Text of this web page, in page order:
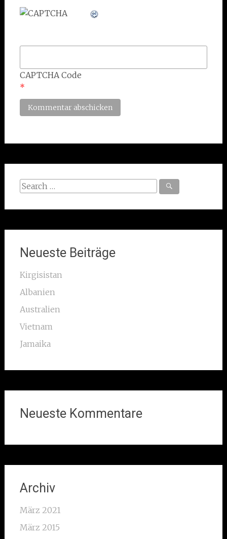
CAPTCHA Code
*
Search
Neueste Beiträge
Kirgisistan
Albanien
Australien
Vietnam
Jamaika
Neueste Kommentare
Archiv
März 2021
März 2015